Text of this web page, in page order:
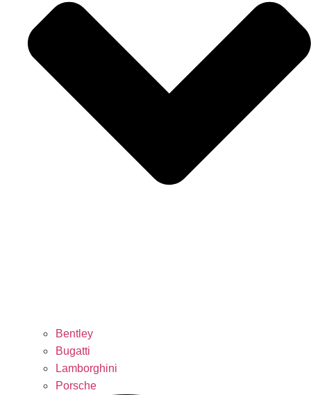
Bentley
Bugatti
Lamborghini
Porsche